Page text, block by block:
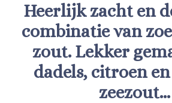
Heerlijk zacht en
combinatie van
zout. Lekker
dadels, citroen
zeezout…